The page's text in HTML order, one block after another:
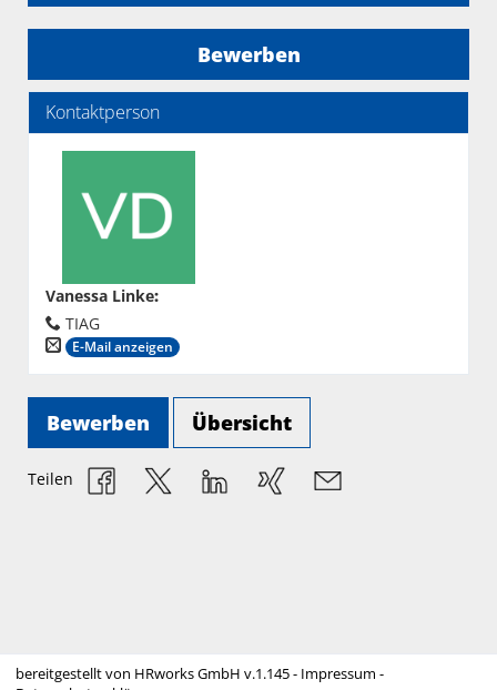
Bewerben
Kontaktperson
Vanessa Linke:
TIAG
E-Mail anzeigen
Bewerben Übersicht
Teilen
bereitgestellt von HRworks GmbH v.1.145 - Impressum -